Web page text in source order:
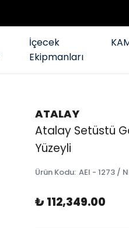
İçecek
Ekipmanları
ATALAY
Atalay Setüstü
Yüzeyli
Ürün Kodu: AEI - 1273 /
₺ 112,349.00